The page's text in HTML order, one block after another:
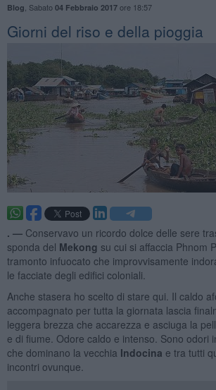
Blog Sabato 04 Febbraio 2017ore 18:57
​Giorni del riso e della pioggia
. — Conservavo un ricordo dolce delle sere
sponda del Mekong su cui si affaccia Phnom
tramonto infuocato che improvvisamente
le facciate degli edifici coloniali.
Anche stasera ho scelto di stare qui. Il caldo
accompagnato per tutta la giornata lascia
leggera brezza che accarezza e asciuga la
e di fiume. Odore caldo e intenso. Sono odori
che dominano la vecchia Indocina e tra tutti
incontri ovunque.